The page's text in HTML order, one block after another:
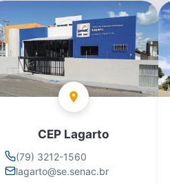
CEP Lagarto
(79) 3212-1560
lagarto@se.senac.br